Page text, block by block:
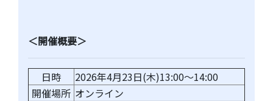
＜開催概要＞
日時
2026年4月23日(木)13:00～14:00
開催場所 オンライン